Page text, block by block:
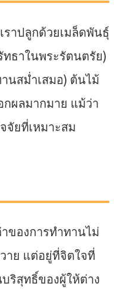
าปลูกด้วยเมล็ดพันธุ์
ธาในพระรัตนตรัย)
นสม่ำเสมอ) ต้นไม้
ผลมากมาย แม้ว่า
จัยที่เหมาะสม
ของการทำทานไม่
ย แต่อยู่ที่จิตใจที่
ริสุทธิ์ของผู้ให้ต่าง